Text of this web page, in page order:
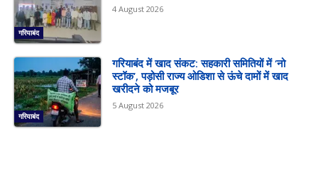
गरियाबंद
4 August 2026
गरियाबंद
गरियाबंद में खाद संकट: सहकारी समितियों में ‘नो
स्टॉक’, पड़ोसी राज्य ओडिशा से ऊंचे दामों में खाद
खरीदने को मजबूर
5 August 2026